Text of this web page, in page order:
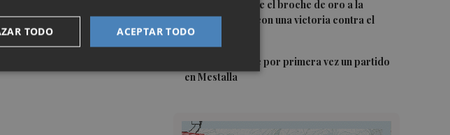
El Villarreal pone el broche de oro a la
pretemporada con una victoria contra el
Galatasaray
Kiat Lim preside por primera vez un partido
en Mestalla
ACEPTAR TODO
TODO